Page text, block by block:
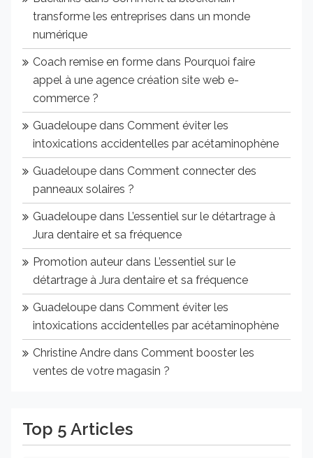
transforme les entreprises dans un monde
numérique
Coach remise en forme dans Pourquoi faire
appel à une agence création site web e-
commerce ?
Guadeloupe dans Comment éviter les
intoxications accidentelles par acétaminophène
Guadeloupe dans Comment connecter des
panneaux solaires ?
Guadeloupe dans L’essentiel sur le détartrage à
Jura dentaire et sa fréquence
Promotion auteur dans L’essentiel sur le
détartrage à Jura dentaire et sa fréquence
Guadeloupe dans Comment éviter les
intoxications accidentelles par acétaminophène
Christine Andre dans Comment booster les
ventes de votre magasin ?
Top 5 Articles